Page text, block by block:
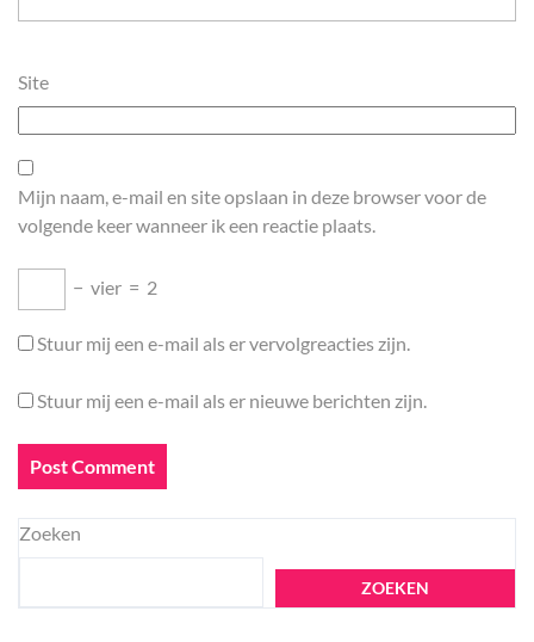
Site
Mijn naam, e-mail en site opslaan in deze browser voor de
volgende keer wanneer ik een reactie plaats.
− vier = 2
Stuur mij een e-mail als er vervolgreacties zijn.
Stuur mij een e-mail als er nieuwe berichten zijn.
Zoeken
ZOEKEN